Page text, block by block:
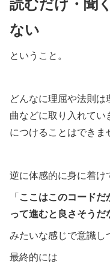
読むだけ・聞
ない
ということ。
どんなに理屈や法則
曲などに取り入れてい
につけることはできま
逆に体感的に身に着け
「 ここはこのコード
って進むと良さそう
みたいな感じで意識し
最終的には